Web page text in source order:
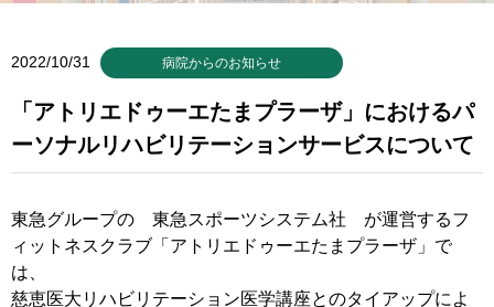
2022/10/31 病院からのお知らせ
「アトリエドゥーエたまプラーザ」におけるパ
ーソナルリハビリテーションサービスについて
東急グループの 東急スポーツシステム社 が運営するフ
ィットネスクラブ「アトリエドゥーエたまプラーザ」で
は、
慈恵医大リハビリテーション医学講座とのタイアップによ